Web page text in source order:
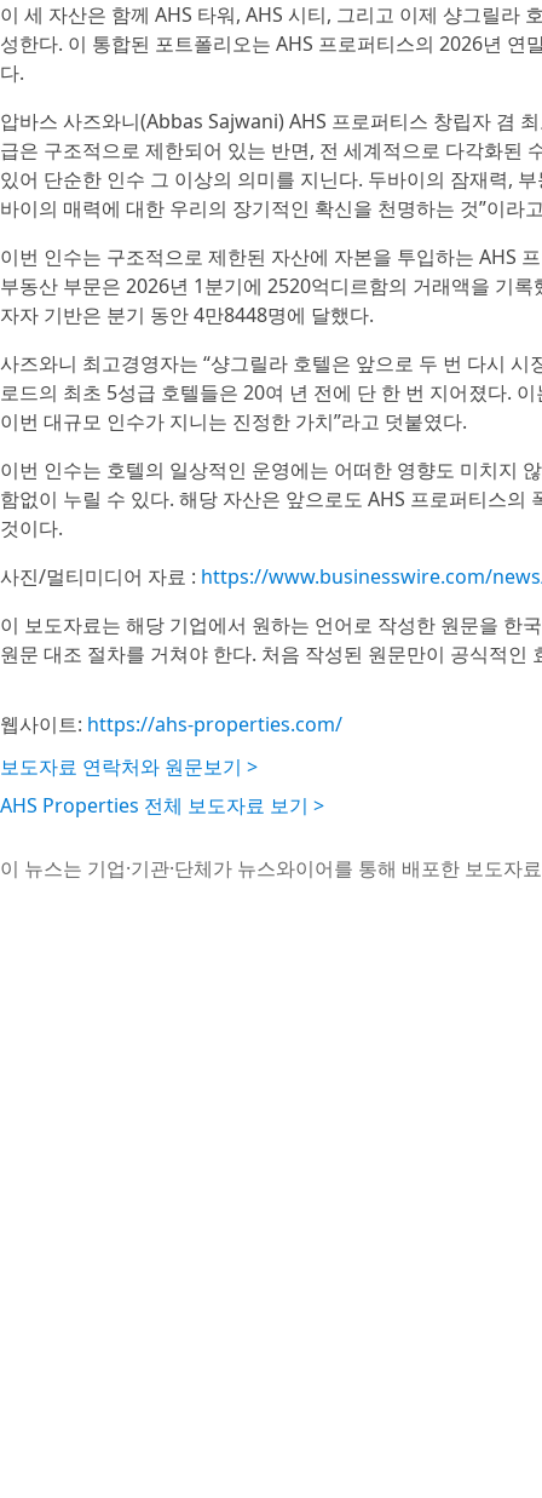
이 세 자산은 함께 AHS 타워, AHS 시티, 그리고 이제 샹그릴
성한다. 이 통합된 포트폴리오는 AHS 프로퍼티스의 2026년
다.
압바스 사즈와니(Abbas Sajwani) AHS 프로퍼티스 창립자 겸
급은 구조적으로 제한되어 있는 반면, 전 세계적으로 다각화된
있어 단순한 인수 그 이상의 의미를 지닌다. 두바이의 잠재력,
바이의 매력에 대한 우리의 장기적인 확신을 천명하는 것”이라
이번 인수는 구조적으로 제한된 자산에 자본을 투입하는 AHS
부동산 부문은 2026년 1분기에 2520억디르함의 거래액을 기
자자 기반은 분기 동안 4만8448명에 달했다.
사즈와니 최고경영자는 “샹그릴라 호텔은 앞으로 두 번 다시
로드의 최초 5성급 호텔들은 20여 년 전에 단 한 번 지어졌다.
이번 대규모 인수가 지니는 진정한 가치”라고 덧붙였다.
이번 인수는 호텔의 일상적인 운영에는 어떠한 영향도 미치지
함없이 누릴 수 있다. 해당 자산은 앞으로도 AHS 프로퍼티스
것이다.
사진/멀티미디어 자료 : https://www.businesswire.com/
이 보도자료는 해당 기업에서 원하는 언어로 작성한 원문을 한
원문 대조 절차를 거쳐야 한다. 처음 작성된 원문만이 공식적
웹사이트: https://ahs-properties.com/
보도자료 연락처와 원문보기 >
AHS Properties 전체 보도자료 보기 >
이 뉴스는 기업·기관·단체가 뉴스와이어를 통해 배포한 보도자